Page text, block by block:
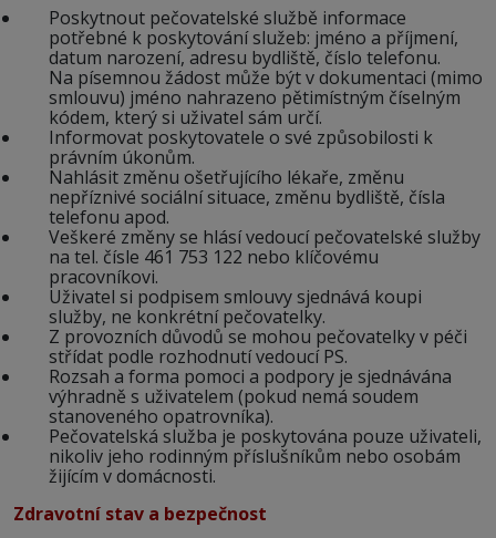
Poskytnout pečovatelské službě informace
potřebné k poskytování služeb: jméno a příjmení,
datum narození, adresu bydliště, číslo telefonu.
Na písemnou žádost může být v dokumentaci (mimo
smlouvu) jméno nahrazeno pětimístným číselným
kódem, který si uživatel sám určí.
Informovat poskytovatele o své způsobilosti k
právním úkonům.
Nahlásit změnu ošetřujícího lékaře, změnu
nepříznivé sociální situace, změnu bydliště, čísla
telefonu apod.
Veškeré změny se hlásí vedoucí pečovatelské služby
na tel. čísle 461 753 122 nebo klíčovému
pracovníkovi.
Uživatel si podpisem smlouvy sjednává koupi
služby, ne konkrétní pečovatelky.
Z provozních důvodů se mohou pečovatelky v péči
střídat podle rozhodnutí vedoucí PS.
Rozsah a forma pomoci a podpory je sjednávána
výhradně s uživatelem (pokud nemá soudem
stanoveného opatrovníka).
Pečovatelská služba je poskytována pouze uživateli,
nikoliv jeho rodinným příslušníkům nebo osobám
žijícím v domácnosti.
Zdravotní stav a bezpečnost